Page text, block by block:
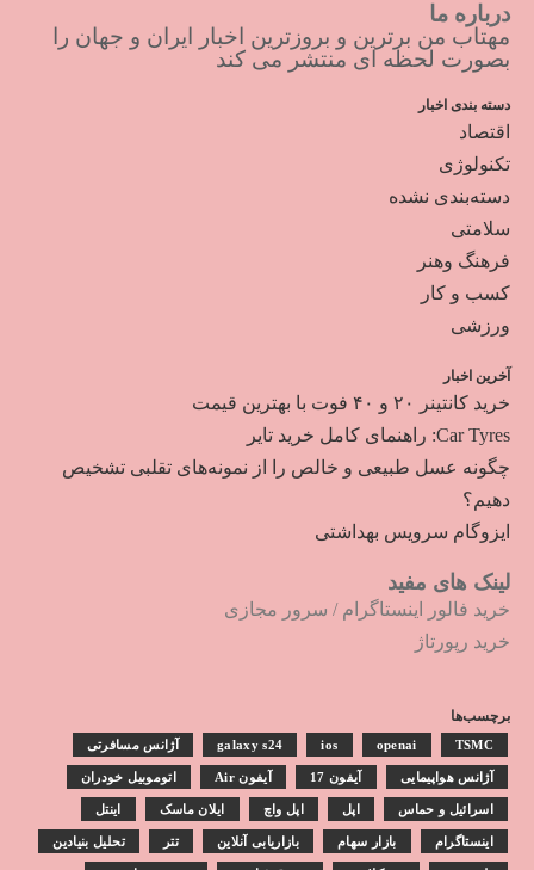
درباره ما
مهتاب من برترین و بروزترین اخبار ایران و جهان را
بصورت لحظه ای منتشر می کند
دسته بندی اخبار
اقتصاد
تکنولوژی
دسته‌بندی نشده
سلامتی
فرهنگ وهنر
کسب و کار
ورزشی
آخرین اخبار
خرید کانتینر ۲۰ و ۴۰ فوت با بهترین قیمت
Car Tyres: راهنمای کامل خرید تایر
چگونه عسل طبیعی و خالص را از نمونه‌های تقلبی تشخیص
دهیم؟
ایزوگام سرویس بهداشتی
لینک های مفید
خرید فالور اینستاگرام / سرور مجازی
خرید رپورتاژ
برچسب‌ها
galaxy s24 ios openai TSMC آژانس مسافرتی
آژانس هواپیمایی آیفون 17 آیفون Air اتوموبیل خودران
اسرائیل و حماس اپل اپل واچ ایلان ماسک اینتل
اینستاگرام بازار سهام بازاریابی آنلاین تتر تحلیل بنیادین